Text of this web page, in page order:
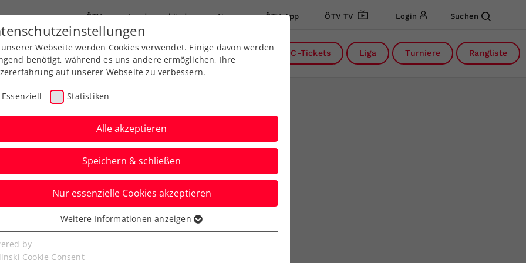
ÖTV Landesverbände News ÖTV App ÖTV TV Login Suchen
Ausbildung Services Über uns DC-Tickets Liga Turniere Rangliste
als Vorspiel
Ladies Linz
Webseite werden Cookies verwendet. Einige davon werden
benötigt, während es uns andere ermöglichen, Ihre
auf unserer Webseite zu verbessern.
Essenziell Statistiken
Alle akzeptieren
Speichern & schließen
Nur essenzielle Cookies akzeptieren
Cookies werden für grundlegende Funktionen der
benötigt. Dadurch ist gewährleistet, dass die Webseite
Weitere Informationen anzeigen
by
Cookie Consent